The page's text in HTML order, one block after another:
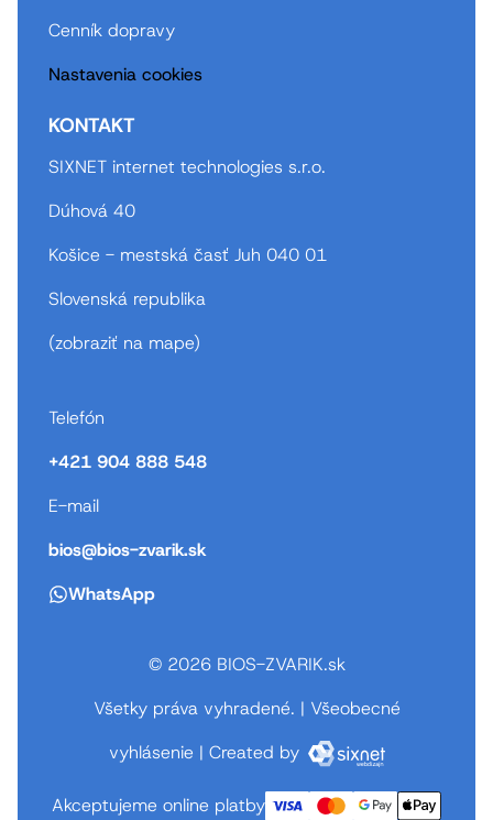
Cenník dopravy
Nastavenia cookies
KONTAKT
SIXNET internet technologies s.r.o.
Dúhová 40
Košice - mestská časť Juh 040 01
Slovenská republika
(zobraziť na mape)
Telefón
+421 904 888 548
E-mail
bios@bios-zvarik.sk
WhatsApp
© 2026 BIOS-ZVARIK.sk
Všetky práva vyhradené. | Všeobecné
vyhlásenie | Created by
Akceptujeme online platby